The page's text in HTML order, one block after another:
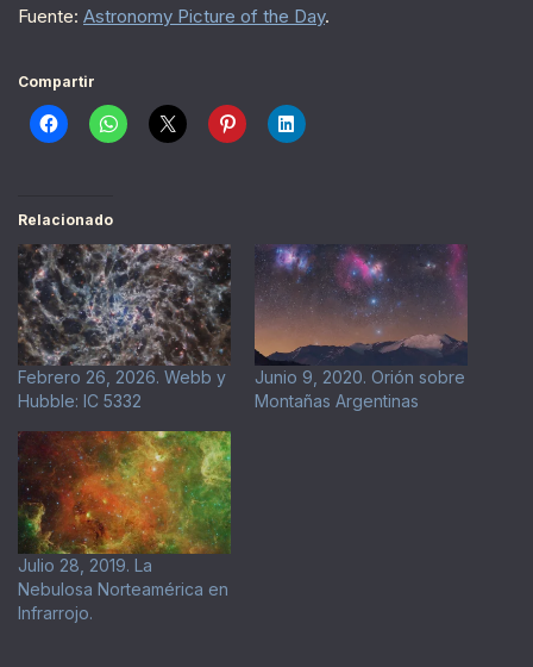
Fuente: Astronomy Picture of the Day.
Compartir
Relacionado
Febrero 26, 2026. Webb y
Hubble: IC 5332
Junio 9, 2020. Orión sobre
Montañas Argentinas
Julio 28, 2019. La
Nebulosa Norteamérica en
Infrarrojo.